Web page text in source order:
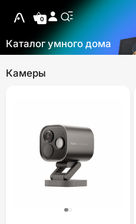
0
Каталог умного дома
Камеры